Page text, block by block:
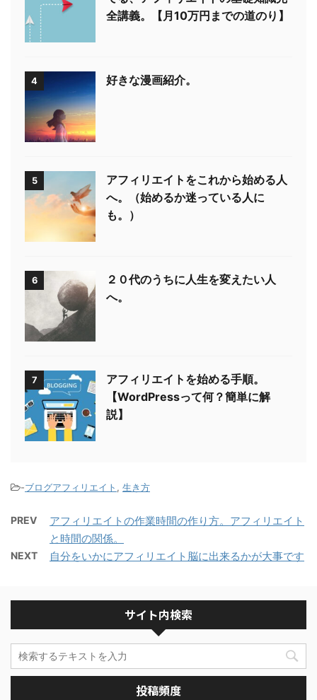
全講義。【月10万円までの道のり】
4 好きな漫画紹介。
5
アフィリエイトをこれから始める人
へ。（始めるか迷っている人に
も。）
6
２０代のうちに人生を変えたい人
へ。
7
アフィリエイトを始める手順。
【WordPressって何？簡単に解
説】
-ブログアフィリエイト , 生き方
PREV
アフィリエイトの作業時間の作り方。アフィリエイト
と時間の関係。
NEXT 自分をいかにアフィリエイト脳に出来るかが大事です
サイト内検索
投稿頻度